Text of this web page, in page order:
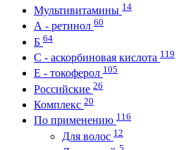
Мультивитамины 14
А - ретинол 60
Б 64
С - аскорбиновая кислота 119
Е - токоферол 105
Российские 26
Комплекс 20
По применению 116
Для волос 12